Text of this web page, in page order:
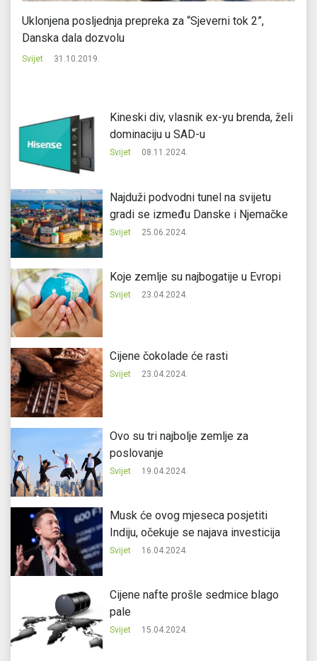
Uklonjena posljednja prepreka za “Sjeverni tok 2”,
Danska dala dozvolu
Svijet 31.10.2019.
Kineski div, vlasnik ex-yu brenda, želi
dominaciju u SAD-u
Svijet 08.11.2024.
Najduži podvodni tunel na svijetu
gradi se između Danske i Njemačke
Svijet 25.06.2024.
Koje zemlje su najbogatije u Evropi
Svijet 23.04.2024.
Cijene čokolade će rasti
Svijet 23.04.2024.
Ovo su tri najbolje zemlje za
poslovanje
Svijet 19.04.2024.
Musk će ovog mjeseca posjetiti
Indiju, očekuje se najava investicija
Svijet 16.04.2024.
Cijene nafte prošle sedmice blago
pale
Svijet 15.04.2024.